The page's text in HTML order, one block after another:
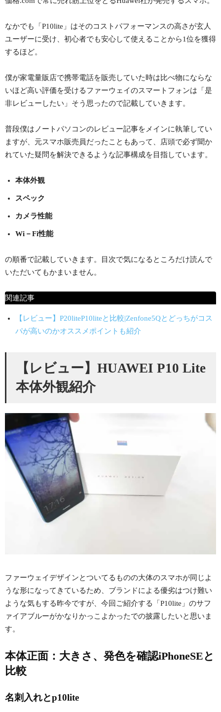
なかでも「P10lite」はそのコストパフォーマンスの高さが玄人
ユーザーに受け、初心者でも安心して使えることから1位を獲得
するほど。
僕が家電量販店で携帯電話を販売していた時は比べ物にならな
いほど高い評価を受けるファーウェイのスマートフォンは「是
非レビューしたい」そう思ったので記載していきます。
普段僕はノートパソコンのレビュー記事をメインに執筆してい
ますが、元スマホ販売員だったこともあって、店頭で必ず聞か
れていた疑問を解決できるような記事構成を目指しています。
本体外観
スペック
カメラ性能
Wi－Fi性能
の順番で記載していきます。目次で気になるところだけ読んで
いただいてもかまいません。
関連記事
【レビュー】P20liteP10liteと比較|Zenfone5Qとどっちがコス
パが高いのかオススメポイントも紹介
【レビュー】HUAWEI P10 Lite
本体外観紹介
ファーウェイデザインとついてるものの大体のスマホが同じよ
うな形になってきているため、ブランドによる優劣はつけ難い
ような気もする昨今ですが、今回ご紹介する「P10lite」のサフ
ァイアブルーがかなりかっこよかったでの披露したいと思いま
す。
本体正面：大きさ、発色を確認iPhoneSEと
比較
名刺入れとp10lite